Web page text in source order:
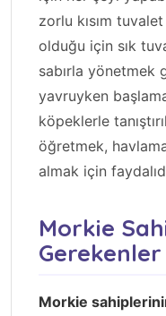
zorlu kısım
olduğu için sık
sabırla yönetmek
yavruyken
köpeklerle
öğretmek,
almak için
Morkie
Gerekenler
Morkie